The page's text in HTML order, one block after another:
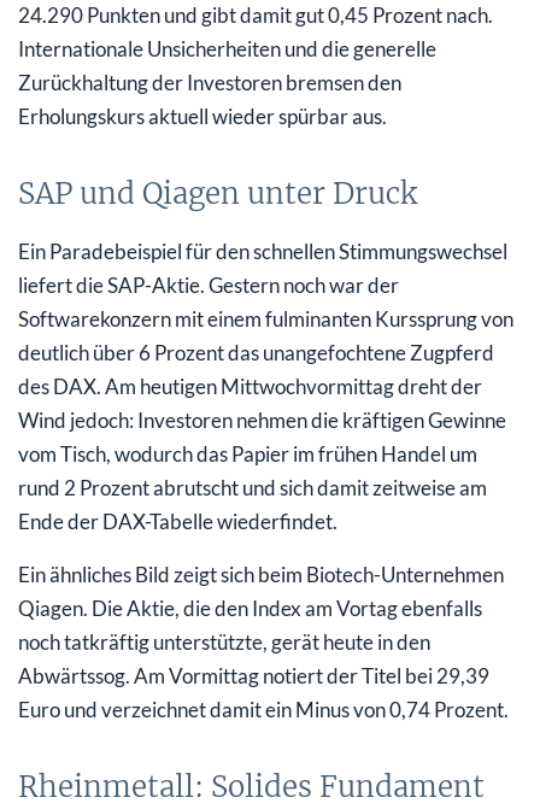
24.290 Punkten und gibt damit gut 0,45 Prozent nach.
Internationale Unsicherheiten und die generelle
Zurückhaltung der Investoren bremsen den
Erholungskurs aktuell wieder spürbar aus.
SAP und Qiagen unter Druck
Ein Paradebeispiel für den schnellen Stimmungswechsel
liefert die SAP-Aktie. Gestern noch war der
Softwarekonzern mit einem fulminanten Kurssprung von
deutlich über 6 Prozent das unangefochtene Zugpferd
des DAX. Am heutigen Mittwochvormittag dreht der
Wind jedoch: Investoren nehmen die kräftigen Gewinne
vom Tisch, wodurch das Papier im frühen Handel um
rund 2 Prozent abrutscht und sich damit zeitweise am
Ende der DAX-Tabelle wiederfindet.
Ein ähnliches Bild zeigt sich beim Biotech-Unternehmen
Qiagen. Die Aktie, die den Index am Vortag ebenfalls
noch tatkräftig unterstützte, gerät heute in den
Abwärtssog. Am Vormittag notiert der Titel bei 29,39
Euro und verzeichnet damit ein Minus von 0,74 Prozent.
Rheinmetall: Solides Fundament